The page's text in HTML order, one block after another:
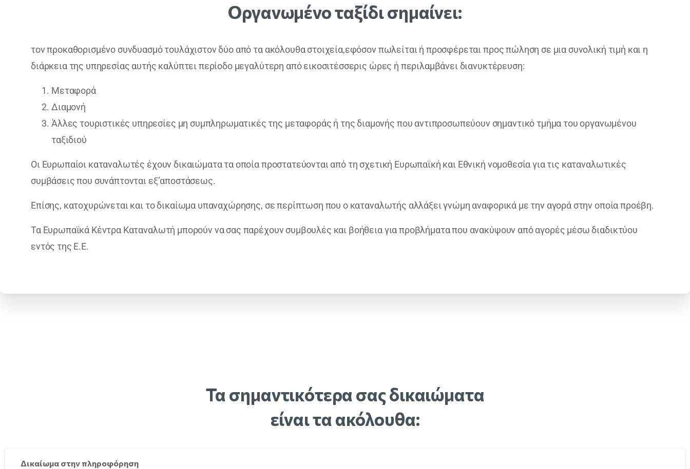
Οργανωμένοταξίδισημαίνει:
τον προκαθορισμένο συνδυασμό τουλάχιστον δύο από τα ακόλουθα στοιχεία,εφόσον πωλείται ή προσφέρεται προς πώληση σε μια συνολική τιμή και η
διάρκεια της υπηρεσίας αυτής καλύπτει περίοδο μεγαλύτερη από εικοσιτέσσερις ώρες ή περιλαμβάνει διανυκτέρευση:
Mεταφορά
Διαμονή
Άλλες τουριστικές υπηρεσίες μη συμπληρωματικές της μεταφοράς ή της διαμονής που αντιπροσωπεύουν σημαντικό τμήμα του οργανωμένου
ταξιδιού
Οι Ευρωπαίοι καταναλωτές έχουν δικαιώματα τα οποία προστατεύονται από τη σχετική Ευρωπαϊκή και Eθνική νομοθεσία για τις καταναλωτικές
συμβάσεις που συνάπτονται εξ’αποστάσεως.
Επίσης, κατοχυρώνεται και το δικαίωμα υπαναχώρησης, σε περίπτωση που ο καταναλωτής αλλάξει γνώμη αναφορικά με την αγορά στην οποία προέβη.
Τα Ευρωπαϊκά Κέντρα Καταναλωτή μπορούν να σας παρέχουν συμβουλές και βοήθεια για προβλήματα που ανακύψουν από αγορές μέσω διαδικτύου
εντός της Ε.Ε.
Τα σημαντικότερα σαςδικαιώματα
είναιτα ακόλουθα:
Δικαίωμα στην πληροφόρηση